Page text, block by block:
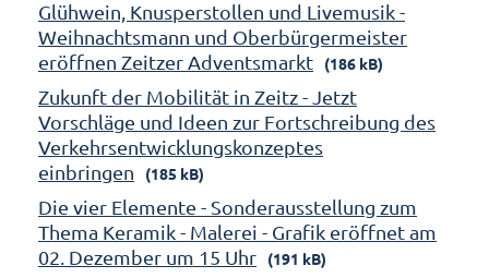
Glühwein, Knusperstollen und Livemusik -
Weihnachtsmann und Oberbürgermeister
eröffnen Zeitzer Adventsmarkt
(186 kB)
Zukunft der Mobilität in Zeitz - Jetzt
Vorschläge und Ideen zur Fortschreibung des
Verkehrsentwicklungskonzeptes
einbringen
(185 kB)
Die vier Elemente - Sonderausstellung zum
Thema Keramik - Malerei - Grafik eröffnet am
02. Dezember um 15 Uhr
(191 kB)